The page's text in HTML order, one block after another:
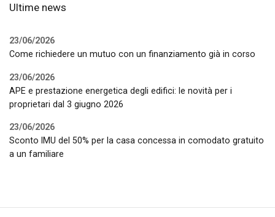
Ultime news
23/06/2026
Come richiedere un mutuo con un finanziamento già in corso
23/06/2026
APE e prestazione energetica degli edifici: le novità per i
proprietari dal 3 giugno 2026
23/06/2026
Sconto IMU del 50% per la casa concessa in comodato gratuito
a un familiare